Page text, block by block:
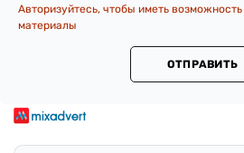
Авторизуйтесь, чтобы иметь
материалы
ОТПРАВИТЬ